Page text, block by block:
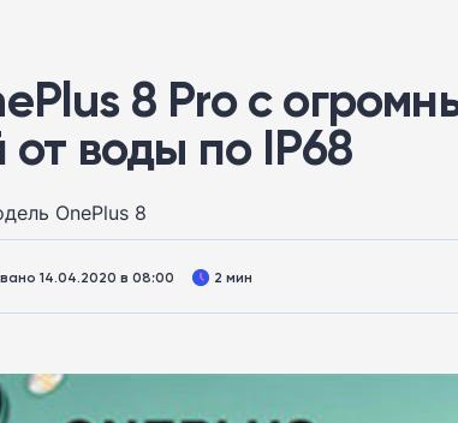
8 Pro с
воды по IP68
OnePlus 8
14.04.2020 в 08:00 2 мин